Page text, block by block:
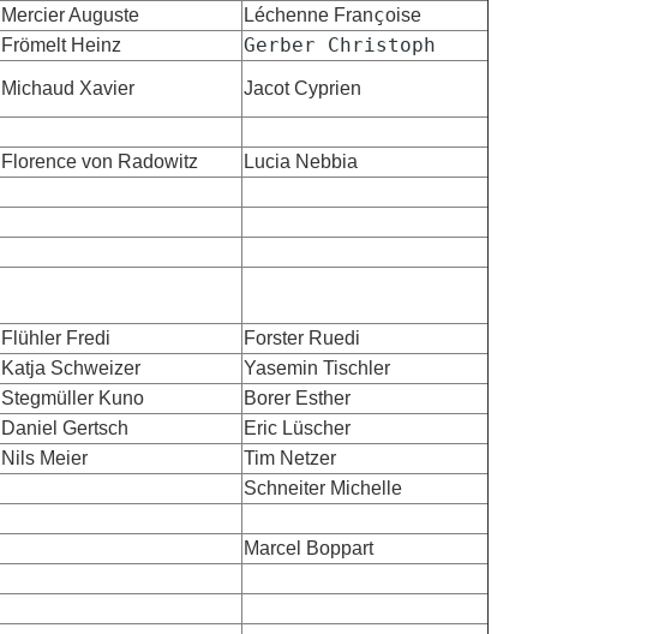
Mercier Auguste Léchenne Françoise
Frömelt Heinz Gerber Christoph
Michaud Xavier Jacot Cyprien
Florence von Radowitz
Lucia Nebbia
Flühler Fredi
Forster Ruedi
Katja Schweizer
Yasemin Tischler
Stegmüller Kuno
Borer Esther
Daniel Gertsch
Eric Lüscher
Nils Meier
Tim Netzer
Schneiter Michelle
Marcel Boppart